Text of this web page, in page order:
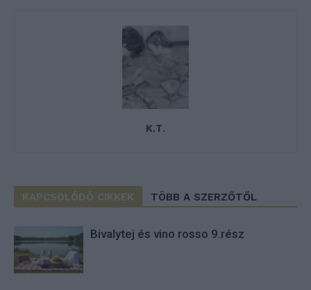
K.T.
KAPCSOLÓDÓ CIKKEK TÖBB A SZERZŐTŐL
Bivalytej és vino rosso 9.rész